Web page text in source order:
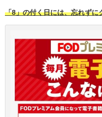
「8」の付く日には、忘れずに